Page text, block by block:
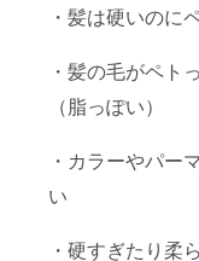
・髪は硬いのに
・髪の毛がペト
（脂っぽい）
・カラーやパー
い
・硬すぎたり柔